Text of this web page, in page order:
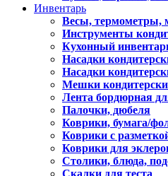
Инвентарь
Весы, термометры,
Инструменты
Кухонный
Насадки
Насадки
Мешки
Лента бордюрная
Палочки, дюбеля
Коврики, бумага/
Коврики с
Коврики для
Столики, блюда,
Скалки для теста